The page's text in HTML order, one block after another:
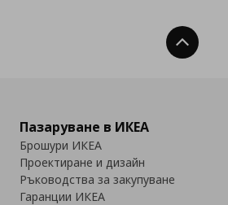
Нагоре
Пазаруване в ИКЕА
Брошури ИКЕА
Проектиране и дизайн
Ръководства за закупуване
Гаранции ИКЕА